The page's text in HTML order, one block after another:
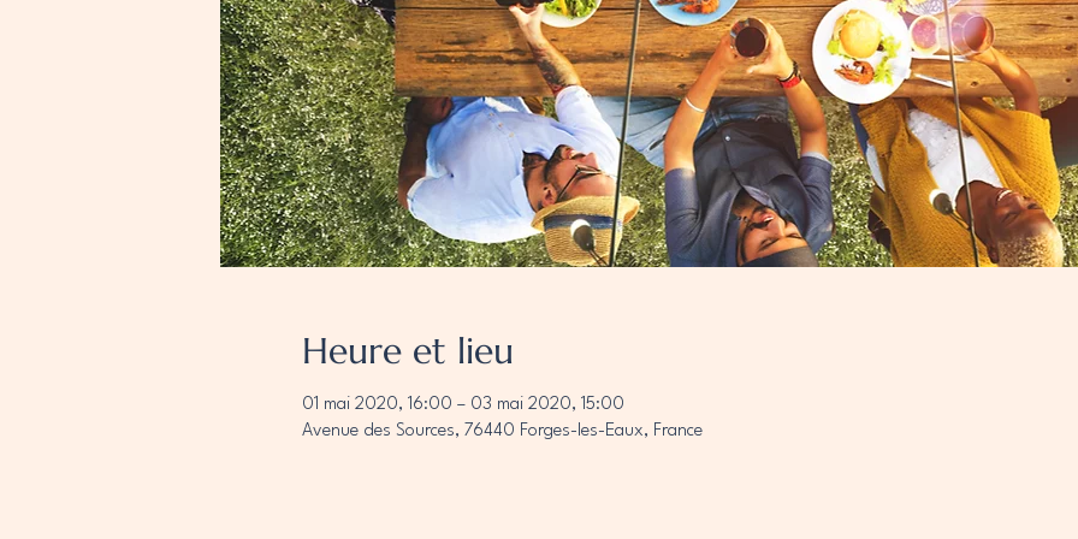
Heure et lieu
01 mai 2020, 16:00 – 03 mai 2020, 15:00
Avenue des Sources, 76440 Forges-les-Eaux, France